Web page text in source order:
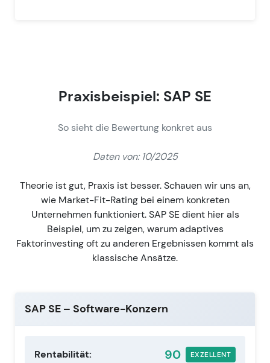
Praxisbeispiel: SAP SE
So sieht die Bewertung konkret aus
Daten von: 10/2025
Theorie ist gut, Praxis ist besser. Schauen wir uns an,
wie Market-Fit-Rating bei einem konkreten
Unternehmen funktioniert. SAP SE dient hier als
Beispiel, um zu zeigen, warum adaptives
Faktorinvesting oft zu anderen Ergebnissen kommt als
klassische Ansätze.
SAP SE – Software-Konzern
Rentabilität: 90 EXZELLENT